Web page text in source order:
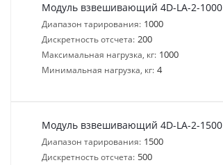
Модуль взвешивающий 4D-LA-2-1000
Диапазон тарирования: 1000
Дискретность отсчета: 200
Максимальная нагрузка, кг: 1000
Минимальная нагрузка, кг: 4
Модуль взвешивающий 4D-LA-2-1500
Диапазон тарирования: 1500
Дискретность отсчета: 500